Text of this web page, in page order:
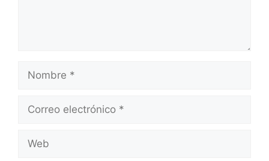
electrónico